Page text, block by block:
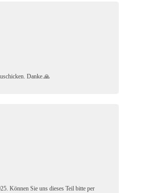
Danke.🙏
Können Sie uns dieses Teil bitte per